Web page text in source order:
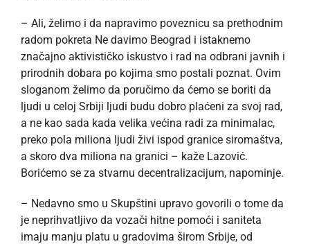
– Ali, želimo i da napravimo poveznicu sa prethodnim
radom pokreta Ne davimo Beograd i istaknemo
značajno aktivističko iskustvo i rad na odbrani javnih i
prirodnih dobara po kojima smo postali poznat. Ovim
sloganom želimo da poručimo da ćemo se boriti da
ljudi u celoj Srbiji ljudi budu dobro plaćeni za svoj rad,
a ne kao sada kada velika većina radi za minimalac,
preko pola miliona ljudi živi ispod granice siromaštva,
a skoro dva miliona na granici – kaže Lazović.
Borićemo se za stvarnu decentralizacijum, napominje.
– Nedavno smo u Skupštini upravo govorili o tome da
je neprihvatljivo da vozači hitne pomoći i saniteta
imaju manju platu u gradovima širom Srbije, od